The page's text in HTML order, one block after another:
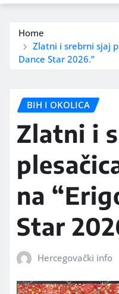
Home
Zlatni i srebrni sjaj
Dance Star 2026.”
BIH I OKOLICA
Zlatni i
na
Star
Hercegovački info